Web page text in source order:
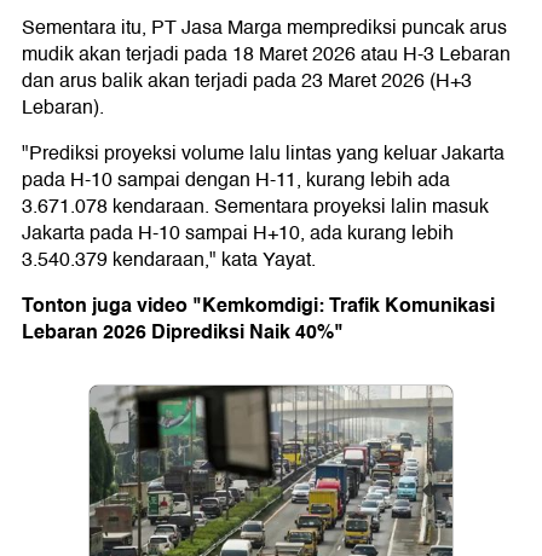
Sementara itu, PT Jasa Marga memprediksi puncak arus
mudik akan terjadi pada 18 Maret 2026 atau H-3 Lebaran
dan arus balik akan terjadi pada 23 Maret 2026 (H+3
Lebaran).
"Prediksi proyeksi volume lalu lintas yang keluar Jakarta
pada H-10 sampai dengan H-11, kurang lebih ada
3.671.078 kendaraan. Sementara proyeksi lalin masuk
Jakarta pada H-10 sampai H+10, ada kurang lebih
3.540.379 kendaraan," kata Yayat.
Tonton juga video "Kemkomdigi: Trafik Komunikasi
Lebaran 2026 Diprediksi Naik 40%"